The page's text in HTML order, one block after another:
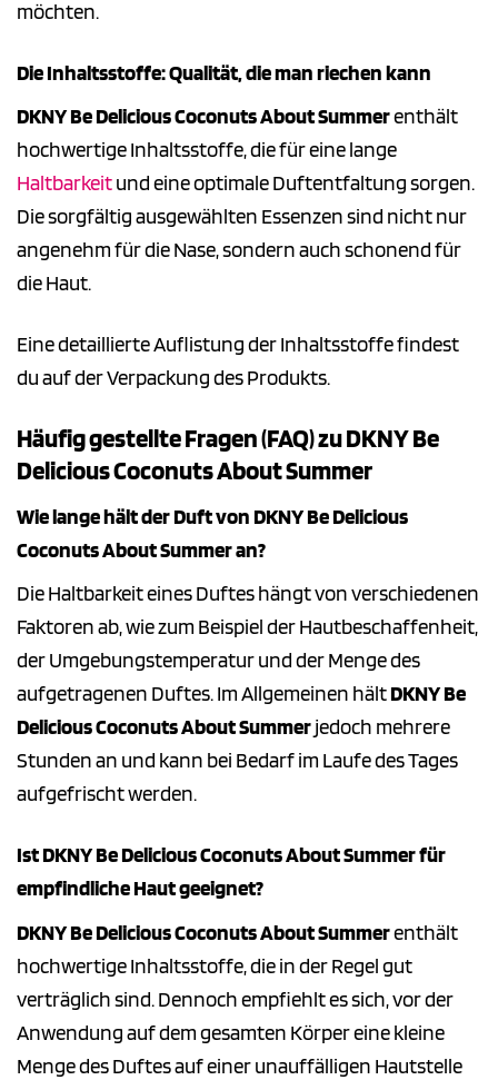
möchten.
Die Inhaltsstoffe: Qualität, die man riechen kann
DKNY Be Delicious Coconuts About Summerenthält
hochwertige Inhaltsstoffe, die für eine lange
Haltbarkeitund eine optimale Duftentfaltung sorgen.
Die sorgfältig ausgewählten Essenzen sind nicht nur
angenehm für die Nase, sondern auch schonend für
die Haut.
Eine detaillierte Auflistung der Inhaltsstoffe findest
du auf der Verpackung des Produkts.
Häufig gestellte Fragen (FAQ) zu DKNY Be
Delicious Coconuts About Summer
Wie lange hält der Duft von DKNY Be Delicious
Coconuts About Summer an?
Die Haltbarkeit eines Duftes hängt von verschiedenen
Faktoren ab, wie zum Beispiel der Hautbeschaffenheit,
der Umgebungstemperatur und der Menge des
aufgetragenen Duftes. Im Allgemeinen hältDKNY Be
Delicious Coconuts About Summerjedoch mehrere
Stunden an und kann bei Bedarf im Laufe des Tages
aufgefrischt werden.
Ist DKNY Be Delicious Coconuts About Summer für
empfindliche Haut geeignet?
DKNY Be Delicious Coconuts About Summerenthält
hochwertige Inhaltsstoffe, die in der Regel gut
verträglich sind. Dennoch empfiehlt es sich, vor der
Anwendung auf dem gesamten Körper eine kleine
Menge des Duftes auf einer unauffälligen Hautstelle